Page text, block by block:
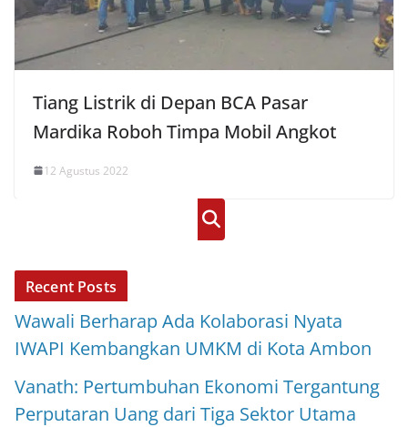
Tiang Listrik di Depan BCA Pasar
Mardika Roboh Timpa Mobil Angkot
12 Agustus 2022
Cari
Recent Posts
Wawali Berharap Ada Kolaborasi Nyata
IWAPI Kembangkan UMKM di Kota Ambon
Vanath: Pertumbuhan Ekonomi Tergantung
Perputaran Uang dari Tiga Sektor Utama